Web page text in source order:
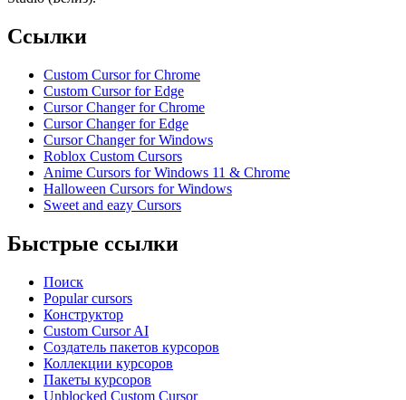
Ссылки
Custom Cursor for Chrome
Custom Cursor for Edge
Cursor Changer for Chrome
Cursor Changer for Edge
Cursor Changer for Windows
Roblox Custom Cursors
Anime Cursors for Windows 11 & Chrome
Halloween Cursors for Windows
Sweet and eazy Cursors
Быстрые ссылки
Поиск
Popular cursors
Конструктор
Custom Cursor AI
Создатель пакетов курсоров
Коллекции курсоров
Пакеты курсоров
Unblocked Custom Cursor